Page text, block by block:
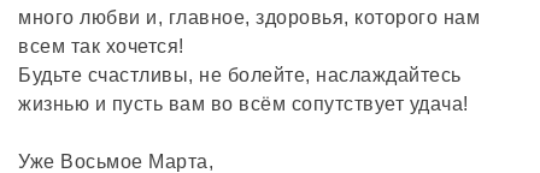
много любви и, главное, здоровья, которого нам
всем так хочется!
Будьте счастливы, не болейте, наслаждайтесь
жизнью и пусть вам во всём сопутствует удача!
Уже Восьмое Марта,